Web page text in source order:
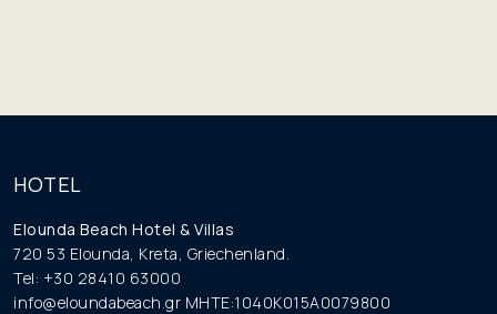
HOTEL
Elounda Beach Hotel & Villas
720 53 Elounda, Kreta, Griechenland.
Tel: +30 28410 63000
info@eloundabeach.gr MHTE:1040K015A0079800